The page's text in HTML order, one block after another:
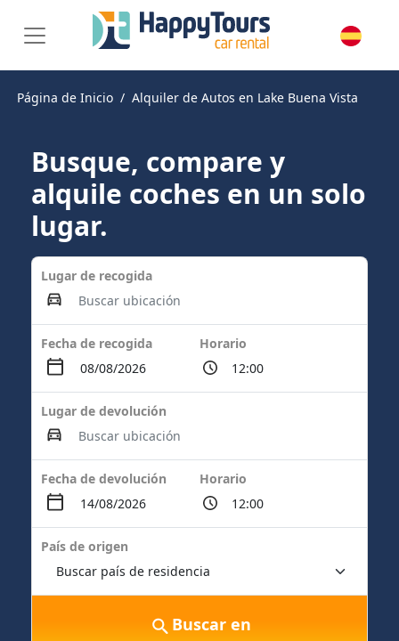
Página de Inicio Alquiler de Autos en Lake Buena Vista
Busque, compare y
alquile coches en un solo
lugar.
Lugar de recogida
Fecha de recogida Horario
Lugar de devolución
Fecha de devolución Horario
País de origen
Buscar en